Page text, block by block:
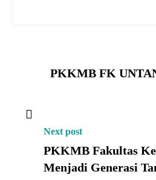
PKKMB FK
Next post
PKKMB Fakultas
Menjadi Generasi